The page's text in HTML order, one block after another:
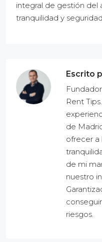
integral de gestión del
tranquilidad y
Escrito
Rent
de
ofrecer a
de mi
nuestro
riesgos.